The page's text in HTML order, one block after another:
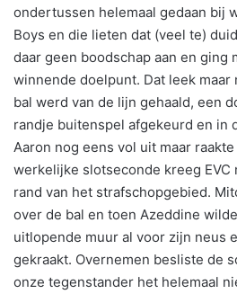
ondertussen helemaal gedaan bij
Boys en die lieten dat (veel te)
daar geen boodschap aan en ging
winnende doelpunt. Dat leek
bal werd van de lijn gehaald, een
randje buitenspel afgekeurd en in
Aaron nog eens vol uit maar
werkelijke slotseconde kreeg EVC
rand van het strafschopgebied.
over de bal en toen Azeddine
uitlopende muur al voor zijn neus
gekraakt. Overnemen besliste de
onze tegenstander het helemaal